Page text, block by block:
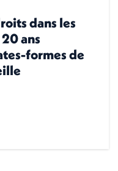
dans les
ans
formes de